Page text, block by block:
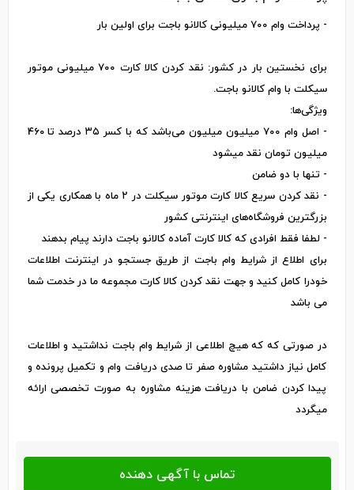
- پرداخت وام ۷۰۰ میلیونی کالانو باجت برای اولین بار
برای نخستین بار در کشور: نقد کردن کالا کارت ۷۰۰ میلیونی موتور
سیکلت با وام کالانو باجت.
ویژگی‌ها:
- اصل وام ۷۰۰ میلیون میلیون می‌باشد که با کسر ۳۵ درصد تا 460
میلیون تومان نقد میشود
- تنها با دو ضامن
- نقد کردن سریع کالا کارت موتور سیکلت در ۲ ماه با همکاری یکی از
بزرگترین فروشگاه‌های اینترنتی کشور
- لطفا فقط افرادی که کالا کارت آماده کالانو باجت دارند پیام بدهند
برای اطلاع از شرایط وام باجت از طریق جستجو در اینترنت اطلاعات
خودرا کامل کنید و جهت نقد کردن کالا کارت مجموعه ما در خدمت شما
می باشد
در صورتی که که هیچ اطلاعی از شرایط وام باجت نداشتید و اطلاعات
کامل نیاز داشتید مشاوره صفر تا صدی دریافت وام و تکمیل پرونده و
پیدا کردن ضامن با دریافت هزینه مشاوره به صورت تخصصی ارائه
میگردد